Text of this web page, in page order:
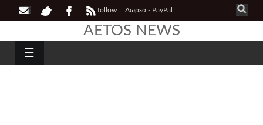
follow Δωρεά - PayPal
AETOS NEWS
☰